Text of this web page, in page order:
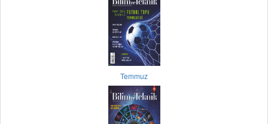
Temmuz